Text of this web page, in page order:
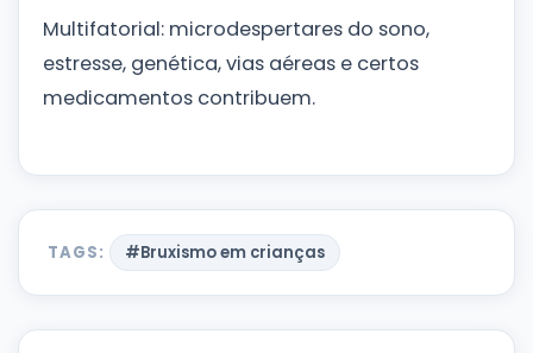
Multifatorial: microdespertares do sono,
estresse, genética, vias aéreas e certos
medicamentos contribuem.
TAGS: #Bruxismo em crianças